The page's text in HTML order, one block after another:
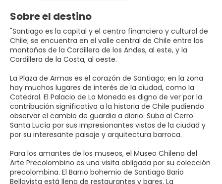
Sobre el destino
"Santiago es la capital y el centro financiero y cultural de
Chile; se encuentra en el valle central de Chile entre las
montañas de la Cordillera de los Andes, al este, y la
Cordillera de la Costa, al oeste.
La Plaza de Armas es el corazón de Santiago; en la zona
hay muchos lugares de interés de la ciudad, como la
Catedral. El Palacio de La Moneda es digno de ver por la
contribución significativa a la historia de Chile pudiendo
observar el cambio de guardia a diario. Suba al Cerro
Santa Lucía por sus impresionantes vistas de la ciudad y
por su interesante paisaje y arquitectura barroca.
Para los amantes de los museos, el Museo Chileno del
Arte Precolombino es una visita obligada por su colección
precolombina. El Barrio bohemio de Santiago Bario
Bellavista está llena de restaurantes y bares. La